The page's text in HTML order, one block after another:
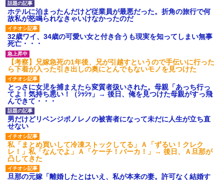
ホテルに泊まったんだけど従業員が最悪だった。折角の旅行で何
故私が怒鳴られなきゃいけなかったのだ
32歳ワイ、34歳の可愛い女と付き合うも現実を知ってしまい無事
死亡・・・
【考察】兄嫁急死の1年後、兄が引越すというので手伝いに行った
ら下着が入った引き出しの奥にとんでもないモノを見つけた
とっさに女児を捕まえたら変質者扱いされた。母親「あっち行っ
てよ！気持ち悪い！（ｼｯｼｯ」→ 後日、俺を見つけた母親がすっ飛
んできて・・・
男だけどリベンジポノレノの被害者になって未だに人生が立ち直
せない
私「まとめ買いして冷凍ストックしてる」Ａ「ずるい！クレク
レ！」私「なんでよ」Ａ「ケーチ！バーカ！」→ 後日、Ａ旦那が
凸してきた
旦那の元嫁「離婚したとはいえ、私が本来の妻。許可なく結婚す